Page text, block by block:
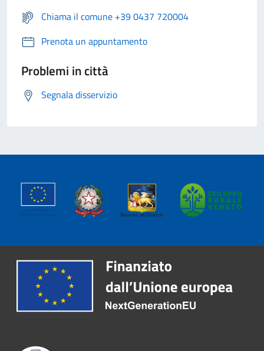
Chiama il comune +39 0437 720004
Prenota un appuntamento
Problemi in città
Segnala disservizio